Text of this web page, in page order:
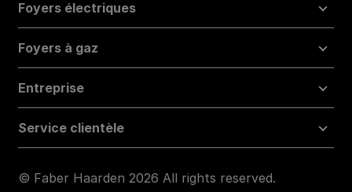
Foyers électriques
Foyers à gaz
Entreprise
Service clientèle
© Faber Haarden 2026 All rights reserved.